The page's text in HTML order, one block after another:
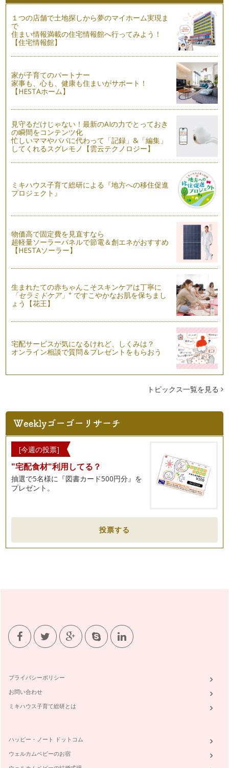
夏はフットネイル♪ NO.2
前回の記事で、カラーセラピーを取り入れたネイルのご紹介を
させていただきましたが、色には、と…
夏はフットネイル♪ NO.1
夏は素足になることが多い季節。 ミュールやサンダルを履い
てい…
ネイルカラーに流行色を取り入れる♪
今年の春夏流行色は『シャーベットカラー』。 パステルカラ
ーよ…
『自分の手（肌）の色にあったネイルカラー』
お肌の色は人それぞれ違います。おおまかに分けるとクールタ
イプ（やや青みをおびた色）と、ウォ…
１つの店舗で土地探しから夢のマイホーム実現ま
で
住まい情報満載の住宅情報館へ行ってみよう！
【住宅情報館】
家が子育てのパートナー
家事も、心も、健康も住まいがサポート！
【HESTAホーム】
見守るだけじゃない！最新のAIの力でとっておき
の瞬間をコンテンツ化
忙しいママやパパに代わって「記録」&「編集」
してくれるスグレモノ【雲云テクノロジー】
ミキハウス子育て総研による『地方への移住促進
プロジェクト』
物価高で固定費を見直すなら
超軽量ソーラーパネルで節電＆創エネがおすすめ
【HESTAソーラー】
生まれたての赤ちゃんこそスキンケアは丁寧に
「セラミドケア」※ ですこやかなお肌を保ちまし
ょう【花王】
宅配サービスが気になるけれど、しくみは？
オンライン相談で質問＆プレゼントをもらおう
トピックス一覧を見る
[今週の投票]
"宅配食材"利用してる？
抽選で5名様に『図書カード500円分』を
プレゼント。
投票する
プライバシーポリシー
お問い合わせ
ミキハウス子育て総研とは
ハッピー・ノート ドットコム
ウェルカムベビーのお宿